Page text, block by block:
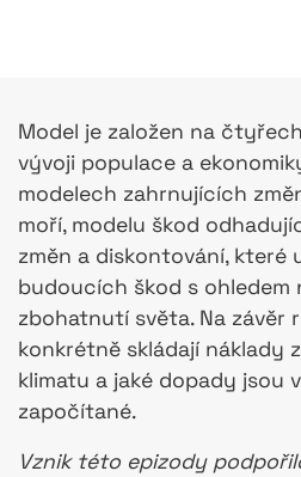
Model je založen na
vývoji populace a
modelech zahrnujících
moří, modelu škod
změn a diskontování, které
budoucích škod s ohledem
zbohatnutí světa. Na závěr
konkrétně skládají náklady
klimatu a jaké dopady jsou
započítané.
Vznik této epizody